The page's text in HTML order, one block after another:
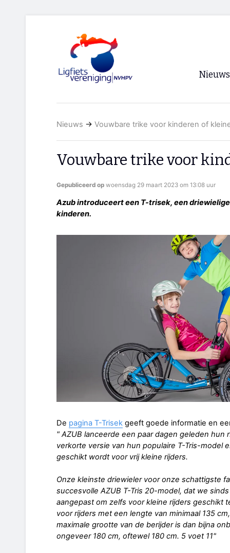
Nieuws
RSS
Nieuws → Vouwbare trike voor kinderen of
Vouwbare trike voor
Gepubliceerd op woensdag 29 maart 2023 om 13:08 uur
Azub introduceert een T-trisek, een
kinderen.
De pagina T-Trisek geeft goede informatie en
" AZUB lanceerde een paar dagen geleden
verkorte versie van hun populaire T-Tris-model
geschikt wordt voor vrij kleine rijders.
Onze kleinste driewieler voor onze schattigste
succesvolle AZUB T-Tris 20-model, dat we
aangepast om zelfs voor kleine rijders geschikt
voor rijders met een lengte van minimaal 135
maximale grootte van de berijder is dan bijna
ongeveer 180 cm, oftewel 180 cm. 5 voet 11"